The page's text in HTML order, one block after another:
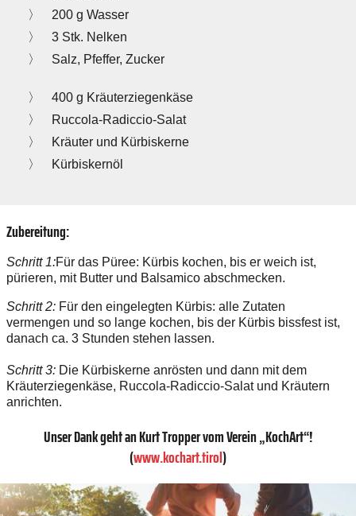
200 g Wasser
3 Stk. Nelken
Salz, Pfeffer, Zucker
400 g Kräuterziegenkäse
Ruccola-Radiccio-Salat
Kräuter und Kürbiskerne
Kürbiskernöl
Zubereitung:
Schritt 1:Für das Püree: Kürbis kochen, bis er weich ist,
pürieren, mit Butter und Balsamico abschmecken.
Schritt 2: Für den eingelegten Kürbis: alle Zutaten
vermengen und so lange kochen, bis der Kürbis bissfest ist,
danach ca. 3 Stunden stehen lassen.
Schritt 3: Die Kürbiskerne anrösten und dann mit dem
Kräuterziegenkäse, Ruccola-Radiccio-Salat und Kräutern
anrichten.
Unser Dank geht an Kurt Tropper vom Verein „KochArt“!
(www.kochart.tirol)